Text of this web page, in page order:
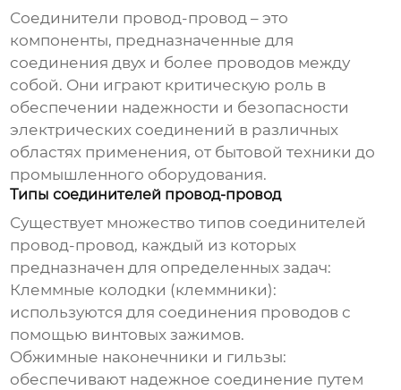
Соединители провод-провод – это
компоненты, предназначенные для
соединения двух и более проводов между
собой. Они играют критическую роль в
обеспечении надежности и безопасности
электрических соединений в различных
областях применения, от бытовой техники до
промышленного оборудования.
Типы соединителей провод-провод
Существует множество типов соединителей
провод-провод, каждый из которых
предназначен для определенных задач:
Клеммные колодки (клеммники):
используются для соединения проводов с
помощью винтовых зажимов.
Обжимные наконечники и гильзы:
обеспечивают надежное соединение путем